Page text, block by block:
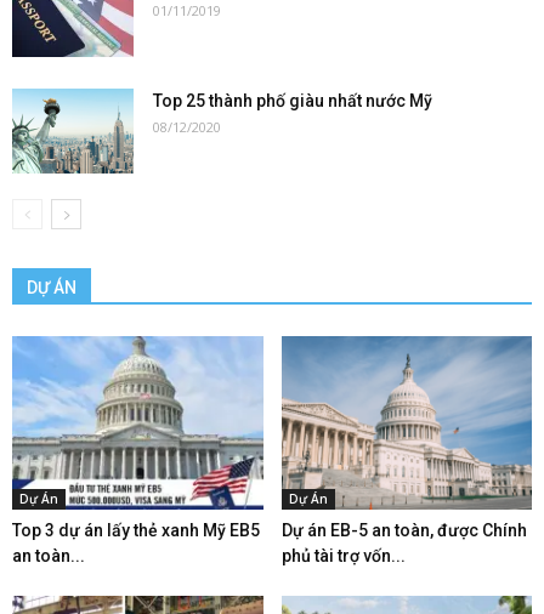
01/11/2019
Top 25 thành phố giàu nhất nước Mỹ
08/12/2020
DỰ ÁN
Dự Án
Top 3 dự án lấy thẻ xanh Mỹ EB5
an toàn...
Dự Án
Dự án EB-5 an toàn, được Chính
phủ tài trợ vốn...